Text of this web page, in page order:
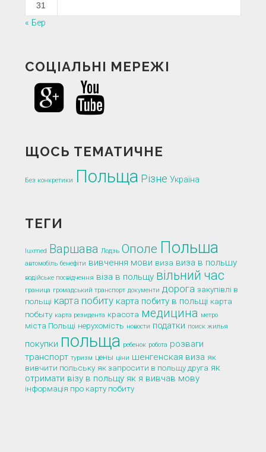
31
« Бер
СОЦІАЛЬНІ МЕРЕЖІ
ЩОСЬ ТЕМАТИЧНЕ
Без конкретики Польща Різне Україна
ТЕГИ
luxmed Варшава Лодзь Ополе Польша
автомобіль бенефіти вивчення мови виза виза в польшу
водійське посвідчення віза в польщу вільний час
граница громадський транспорт документи дорога закупівлі в
польщі карта побиту карта побиту в польщі карта
побыту карта резидента красота медицина метро
міста Польщі нерухомість новости податки поиск жилья
покупки польща ребенок робота розваги
транспорт туризм цены ціни шенгенская виза як
вивчити польську як запросити в польщу друга як
отримати візу в польщу як я вивчав мову
інформація про карту побиту